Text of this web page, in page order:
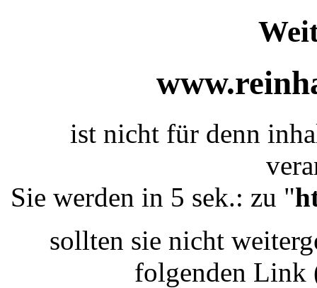
ist nicht für denn
Sie werden in 5 sek.: zu "
sollten sie nicht
folgenden